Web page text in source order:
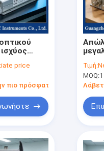
κατάλληλη
οπτικών
price
πιο πρόσφατη τιμή
Τιμή:
MOQ:1